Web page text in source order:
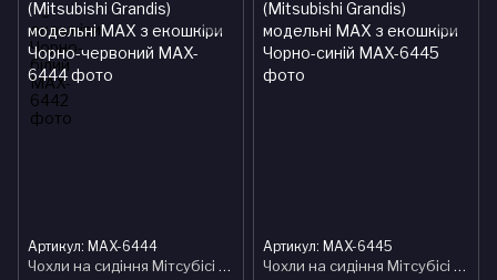
Артикул: MAX-6444
Чохли на сидіння Мітсубісі Грандіс (Mitsubishi Grandis) модельні MAX з екошкіри Чорно-червоний
Артикул: MAX-6445
Чохли на сидіння Мітсубісі Грандіс (Mitsubishi Grandis) модельні MAX з екошкіри Чорно-синій